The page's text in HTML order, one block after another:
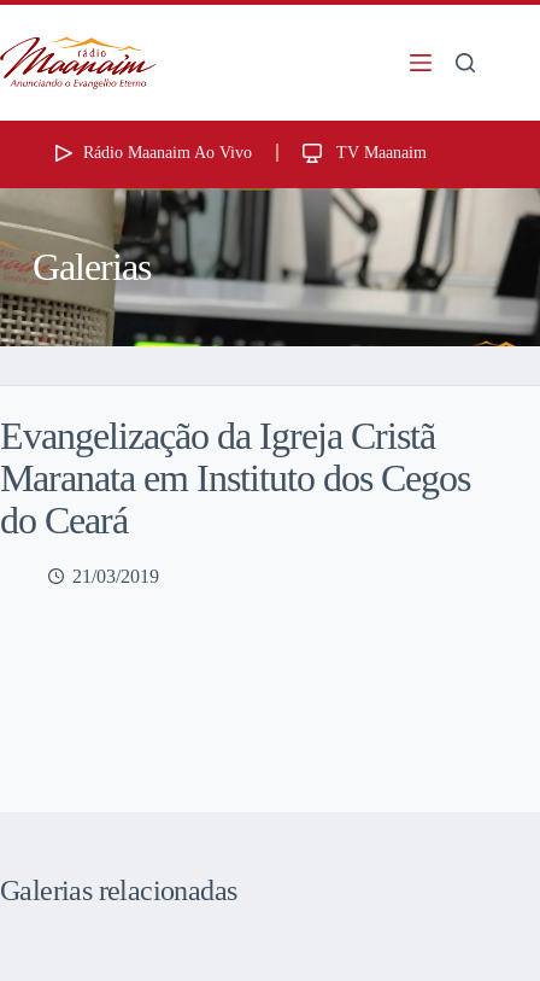
Rádio Maanaim Ao Vivo TV Maanaim
Galerias
Evangelização da Igreja Cristã
Maranata em Instituto dos Cegos
do Ceará
21/03/2019
Galerias relacionadas